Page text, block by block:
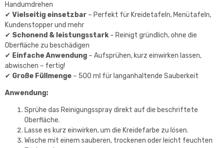
Handumdrehen
✔ Vielseitig einsetzbar – Perfekt für Kreidetafeln, Menütafeln,
Kundenstopper und mehr
✔ Schonend & leistungsstark– Reinigt gründlich, ohne die
Oberfläche zu beschädigen
✔ Einfache Anwendung – Aufsprühen, kurz einwirken lassen,
abwischen – fertig!
✔ Große Füllmenge – 500 ml für langanhaltende Sauberkeit
Anwendung:
Sprühe das Reinigungsspray direkt auf die beschriftete
Oberfläche.
Lasse es kurz einwirken, um die Kreidefarbe zu lösen.
Wische mit einem sauberen, trockenen oder leicht feuchten